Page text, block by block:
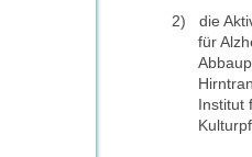
2)
die
für
Institut